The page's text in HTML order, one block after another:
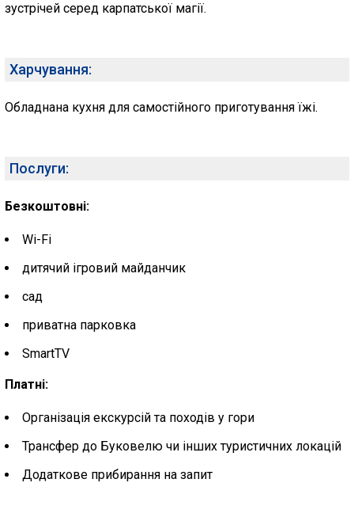
зустрічей серед карпатської магії.
Харчування:
Обладнана кухня для самостійного приготування їжі.
Послуги:
Безкоштовні:
Wi-Fi
дитячий ігровий майданчик
сад
приватна парковка
SmartTV
Платні:
Організація екскурсій та походів у гори
Трансфер до Буковелю чи інших туристичних локацій
Додаткове прибирання на запит